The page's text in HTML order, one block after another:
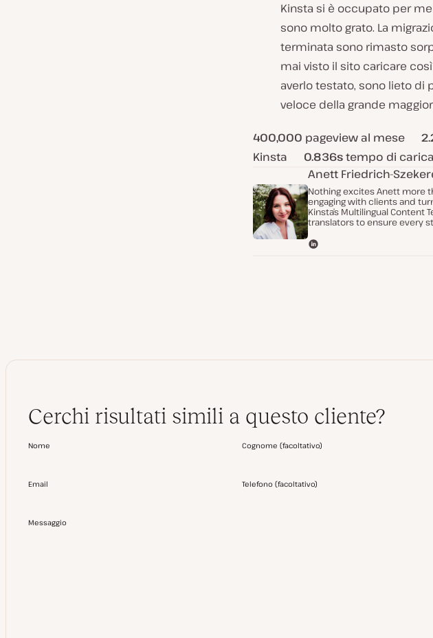
Kinsta si è occupato per
sono molto grato. La
terminata sono rimasto
mai visto il sito caricare
averlo testato, sono lieto di
veloce della grande
400,000 pageview al mese
Kinsta
0.836stempo di
Anett Friedrich-
Nothing excites Anett more
engaging with clients and
Kinsta’s Multilingual
translators to ensure every
L
Cerchi risultati simili a questo cliente?
Nome Cognome (facoltativo)
Email Telefono (facoltativo)
Messaggio